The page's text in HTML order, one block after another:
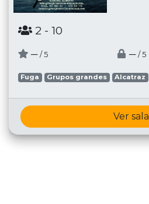
2 - 10
─ / 5 ─ / 5
Fuga Grupos grandes Alcatraz
Ver sala